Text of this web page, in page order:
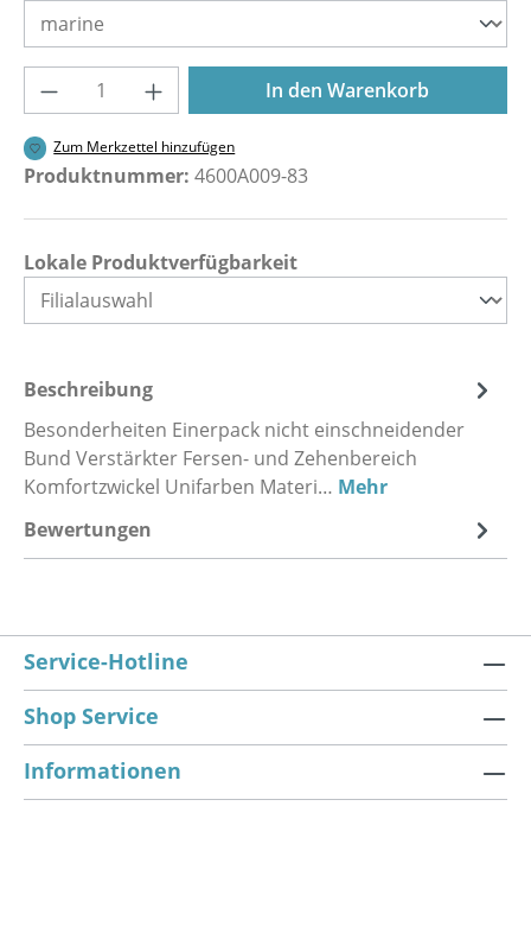
Produkt Anzahl: Gib den gewünschten
In den Warenkorb
Zum Merkzettel hinzufügen
Produktnummer: 4600A009-83
Lokale Produktverfügbarkeit
Beschreibung
Besonderheiten Einerpack nicht einschneidender
Bund Verstärkter Fersen- und Zehenbereich
Komfortzwickel Unifarben Materi… Mehr
Bewertungen
Service-Hotline
Shop Service
Informationen